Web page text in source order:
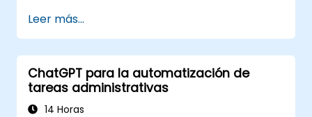
Generar y analizar contenido
administrativo, como informes y
resúmenes.
Integrar ChatGPT con herramientas de
productividad y automatizar flujos de
trabajo rutinarios.
Leer más...
ChatGPT para la automatización de
tareas administrativas
14 Horas